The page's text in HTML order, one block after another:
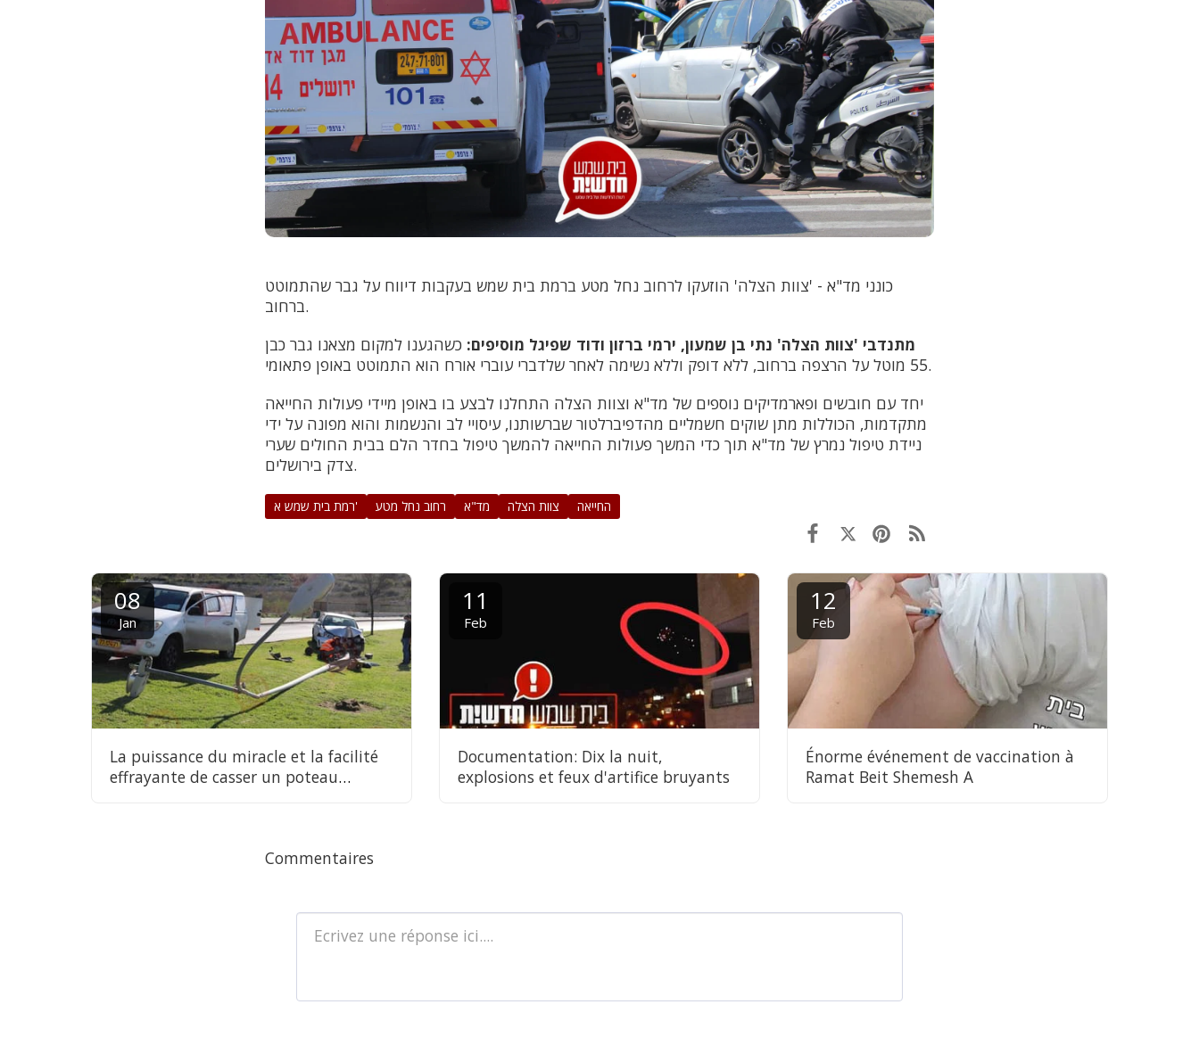
כונני מד"א - 'צוות הצלה' הוזעקו לרחוב נחל מטע ברמת בית שמש בעקבות דיווח על גבר שהתמוטט
ברחוב.
מתנדבי 'צוות הצלה' נתי בן שמעון, ירמי ברזון ודוד שפיגל מוסיפים: כשהגענו למקום מצאנו גבר כבן
55 מוטל על הרצפה ברחוב, ללא דופק וללא נשימה לאחר שלדברי עוברי אורח הוא התמוטט באופן פתאומי.
יחד עם חובשים ופארמדיקים נוספים של מד"א וצוות הצלה התחלנו לבצע בו באופן מיידי פעולות החייאה
מתקדמות, הכוללות מתן שוקים חשמליים מהדפיברלטור שברשותנו, עיסויי לב והנשמות והוא מפונה על ידי
ניידת טיפול נמרץ של מד"א תוך כדי המשך פעולות החייאה להמשך טיפול בחדר הלם בבית החולים שערי
צדק בירושלים.
רמת בית שמש א' רחוב נחל מטע מד"א צוות הצלה החייאה
08
Jan
La puissance du miracle et la facilité
effrayante de casser un poteau
11
Feb
Documentation: Dix la nuit,
explosions et feux d'artifice bruyants
12
Feb
Énorme événement de vaccination à
Ramat Beit Shemesh A
Commentaires